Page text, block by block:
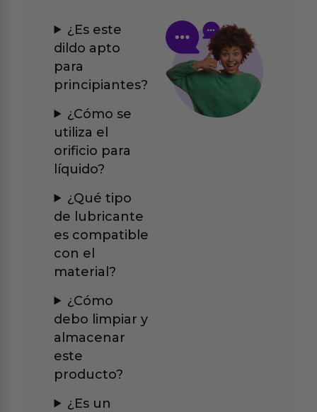
¿Es este
dildo apto
para
principiantes?
¿Cómo se
utiliza el
orificio para
líquido?
¿Qué tipo
de lubricante
es compatible
con el
material?
¿Cómo
debo limpiar y
almacenar
este
producto?
¿Es un